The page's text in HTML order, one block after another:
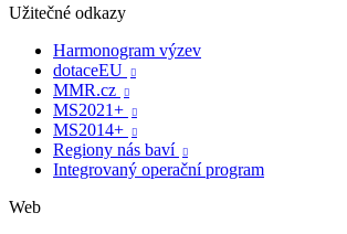
Užitečné odkazy
Harmonogram výzev
dotaceEU

MMR.cz 
MS2021+ 
MS2014+ 
Regiony nás baví 
Integrovaný operační program
Web